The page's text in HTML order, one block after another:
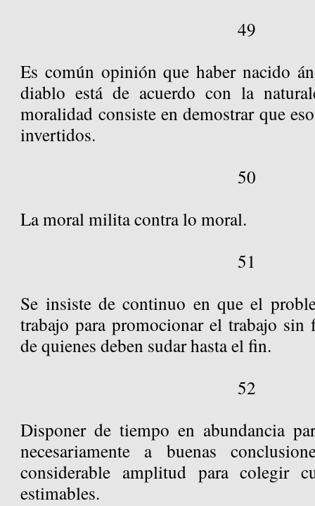
49
Es común opinión que haber nacido
diablo está de acuerdo con la
moralidad consiste en demostrar que
invertidos.
50
La moral milita contra lo moral.
51
Se insiste de continuo en que el
trabajo para promocionar el trabajo
de quienes deben sudar hasta el fin.
52
Disponer de tiempo en abundancia
necesariamente a buenas
considerable amplitud para colegir
estimables.